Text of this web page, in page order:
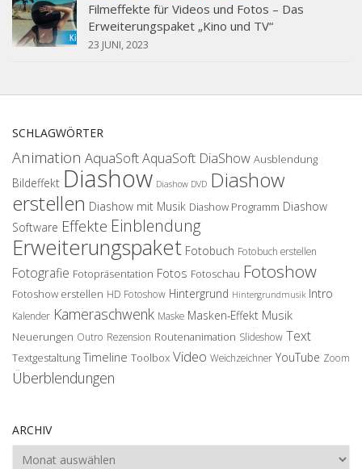
Filmeffekte für Videos und Fotos – Das
Erweiterungspaket „Kino und TV“
23 JUNI, 2023
SCHLAGWÖRTER
Animation AquaSoftAquaSoft DiaShow Ausblendung
Bildeffekt Diashow Diashow DVD Diashow
erstellen Diashow mit Musik Diashow Programm Diashow
Software Effekte Einblendung
Erweiterungspaket Fotobuch Fotobuch erstellen
Fotografie Fotopräsentation Fotos Fotoschau Fotoshow
Fotoshow erstellen HD Fotoshow Hintergrund Hintergrundmusik Intro
Kalender Kameraschwenk Maske Masken-Effekt Musik
Neuerungen Outro Rezension Routenanimation Slideshow Text
Textgestaltung Timeline Toolbox Video Weichzeichner YouTube Zoom
Überblendungen
ARCHIV
Archiv